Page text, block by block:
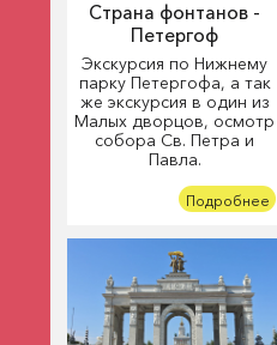
Страна фонтанов -
Петергоф
Экскурсия по Нижнему
парку Петергофа, а так
же экскурсия в один из
Малых дворцов, осмотр
собора Св. Петра и
Павла.
Подробнее